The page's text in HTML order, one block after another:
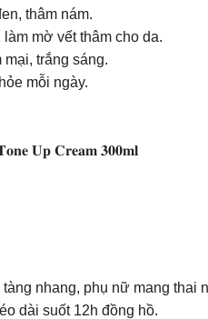
thâm nám.
mờ vết thâm cho da.
trắng sáng.
mỗi ngày.
𝐔𝐩 𝐂𝐫𝐞𝐚𝐦 𝟑𝟎𝟎𝐦𝐥
nhang, phụ nữ mang thai
dài suốt 12h đồng hồ.